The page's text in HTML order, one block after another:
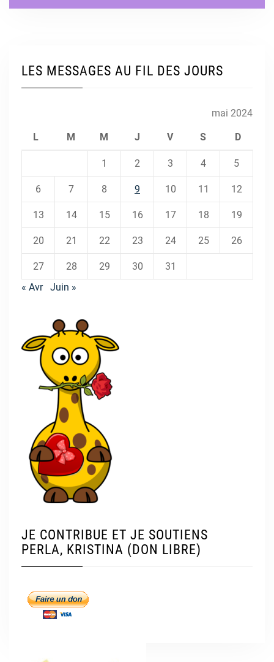
LES MESSAGES AU FIL DES JOURS
mai 2024
L M M J V S D
1 2 3 4 5
6 7 8 9 10 11 12
13 14 15 16 17 18 19
20 21 22 23 24 25 26
27 28 29 30
31
« Avr
Juin »
JE CONTRIBUE ET JE SOUTIENS
PERLA, KRISTINA (DON LIBRE)